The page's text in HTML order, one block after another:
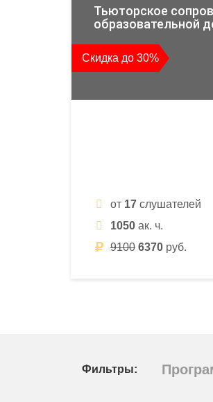
повышения
и
Тьюторское
образовательной
Скидка до 30%
от 17 слушателей
1050 ак. ч.
9100 6370 руб.
Фильтры: